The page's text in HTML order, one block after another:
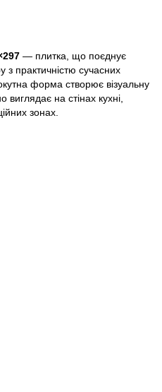
— плитка, що поєднує
з практичністю сучасних
форма створює візуальну
на стінах кухні,
зонах.